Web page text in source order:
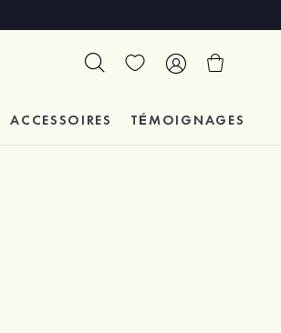
ACCESSOIRES TÉMOIGNAGES